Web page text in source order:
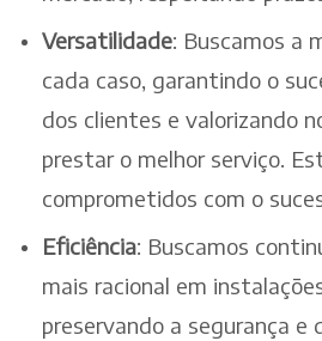
Versatilidade: Buscamos a
cada caso, garantindo o
dos clientes e valorizando
prestar o melhor serviço.
comprometidos com o
Eficiência: Buscamos
mais racional em
preservando a segurança e